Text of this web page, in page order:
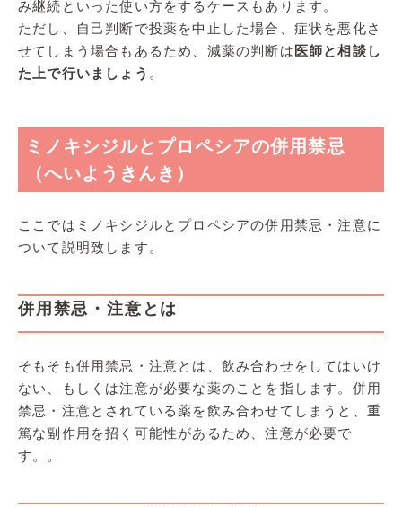
み継続といった使い方をするケースもあります。
ただし、自己判断で投薬を中止した場合、症状を悪化さ
せてしまう場合もあるため、減薬の判断は医師と相談し
た上で行いましょう 。
ミノキシジルとプロペシアの併用禁忌
（へいようきんき）
ここではミノキシジルとプロペシアの併用禁忌・注意に
ついて説明致します。
併用禁忌・注意とは
そもそも併用禁忌・注意とは、飲み合わせをしてはいけ
ない、もしくは注意が必要な薬のことを指します。併用
禁忌・注意とされている薬を飲み合わせてしまうと、重
篤な副作用を招く可能性があるため、注意が必要で
す。。